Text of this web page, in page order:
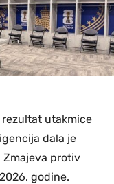
rezultat utakmice
dala je
Zmajeva protiv
godine.